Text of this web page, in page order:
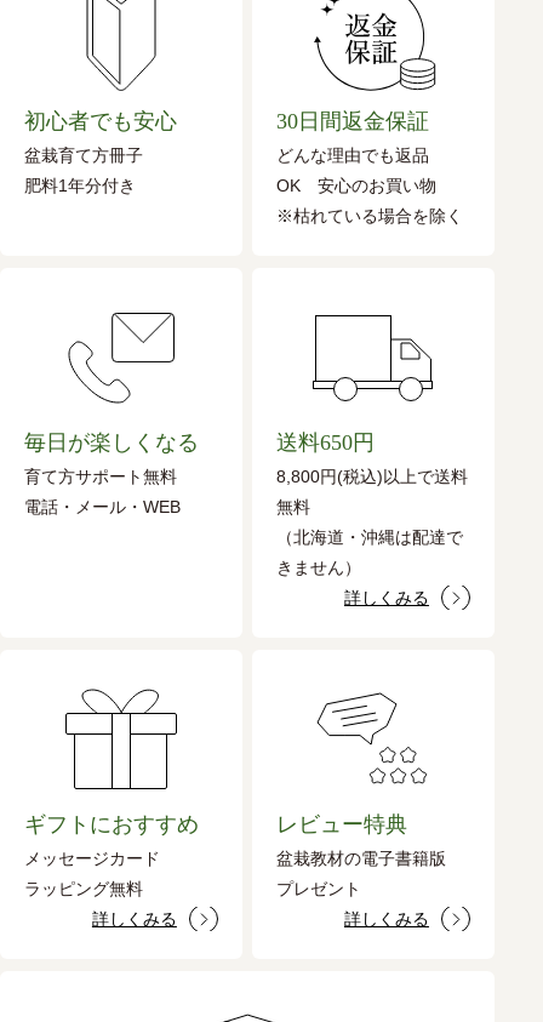
初心者でも安心
盆栽育て方冊子
肥料1年分付き
30日間返金保証
どんな理由でも返品
OK 安心のお買い物
※枯れている場合を除く
毎日が楽しくなる
育て方サポート無料
電話・メール・WEB
送料650円
8,800円(税込)以上で送料
無料
（北海道・沖縄は配達で
きません）
詳しくみる
ギフトにおすすめ
メッセージカード
ラッピング無料
詳しくみる
レビュー特典
盆栽教材の電子書籍版
プレゼント
詳しくみる